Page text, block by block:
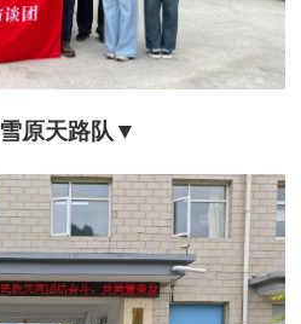
雪原天路队▼